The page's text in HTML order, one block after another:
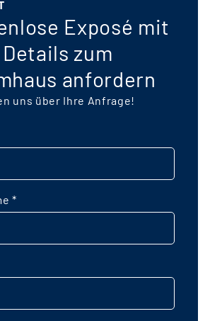
Exposé mit
zum
anfordern
uns über Ihre Anfrage!
*